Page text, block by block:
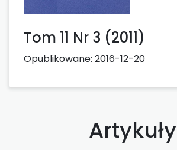
Tom 11 Nr 3 (2011)
Opublikowane: 2016-12-20
Artykuły